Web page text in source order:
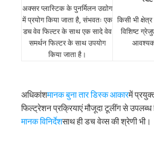
अक्सर प्लास्टिक के पुनर्मिलन उद्योग
में प्रयोग किया जाता है, संभवतः एक
डच वेव फिल्टर के साथ एक सादे वेव
समर्थन फिल्टर के साथ उपयोग
किया जाता है।
किसी भी
विशिष्ट
अधिकांशमानक बुना तार डिस्क आकारमें
फिल्ट्रेशन प्रक्रियाएं मौजूदा टूलींग से उपलब्ध
मानक विनिर्देशसाथ ही डच वेव्स की श्रेणी भी।